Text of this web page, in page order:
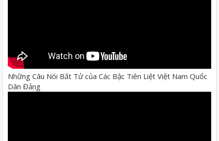
Những Câu Nói Bất Tử của Các Bậc Tiên Liệt Việt Nam Quốc
Dân Đảng